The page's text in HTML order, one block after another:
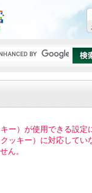
ー）が使用できる設定
ッキー）に対応してい
ん。